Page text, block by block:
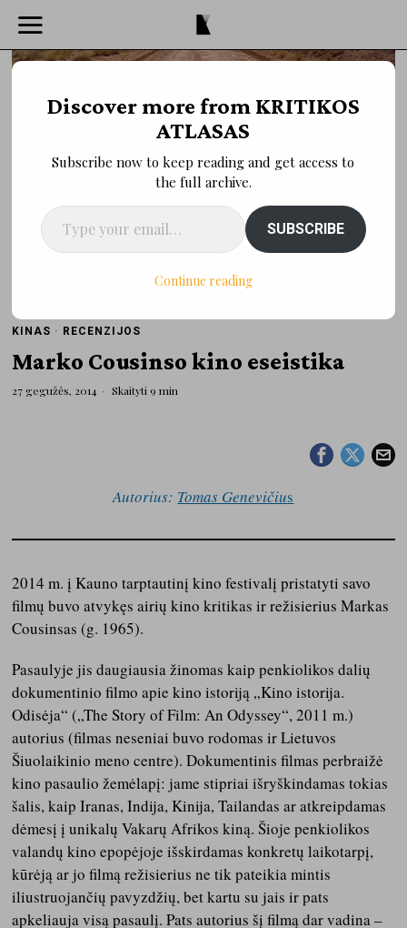
KINAS · RECENZIJOS
Marko Cousinso kino eseistika
27 gegužės, 2014 Skaityti 9 min
Autorius: Tomas Genevičius
2014 m. į Kauno tarptautinį kino festivalį pristatyti savo
filmų buvo atvykęs airių kino kritikas ir režisierius Markas
Cousinsas (g. 1965).
Pasaulyje jis daugiausia žinomas kaip penkiolikos dalių
dokumentinio filmo apie kino istoriją „Kino istorija.
Odisėja“ („The Story of Film: An Odyssey“, 2011 m.)
autorius (filmas neseniai buvo rodomas ir Lietuvos
Šiuolaikinio meno centre). Dokumentinis filmas perbraižė
kino pasaulio žemėlapį: jame stipriai išryškindamas tokias
šalis, kaip Iranas, Indija, Kinija, Tailandas ar atkreipdamas
dėmesį į unikalų Vakarų Afrikos kiną. Šioje penkiolikos
valandų kino epopėjoje išskirdamas konkretų laikotarpį,
kūrėją ar jo filmą režisierius ne tik pateikia mintis
iliustruojančių pavyzdžių, bet kartu su jais ir pats
apkeliauja visą pasaulį. Pats autorius šį filmą dar vadina –
Discover more from KRITIKOS
ATLASAS
Subscribe now to keep reading and get access to
the full archive.
Type your email…
SUBSCRIBE
Continue reading